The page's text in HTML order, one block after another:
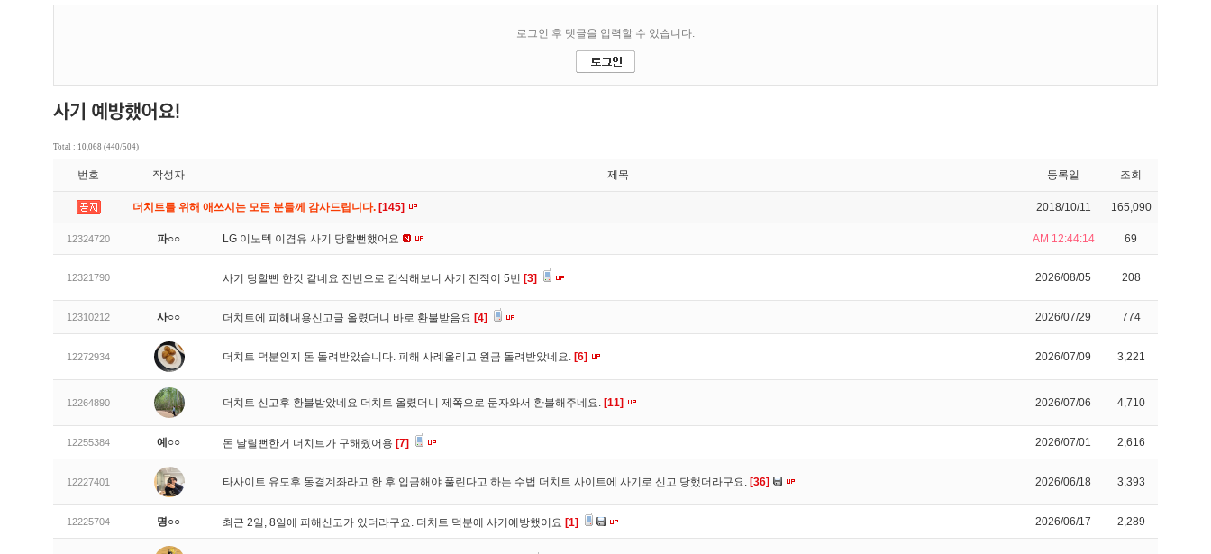
Total : 10,068 (440/504)
번호 작성자 제목 등록일 조회
더치트를 위해 애쓰시는 모든 분들께 감사드립니다. [145] 2018/10/11 165,090
12324720 파○○ LG 이노텍 이겸유 사기 당할뻔했어요 AM 12:44:14 69
12321790 사기 당할뻔 한것 같네요 전번으로 검색해보니 사기 전적이 5번 [3] 2026/08/05 208
12310212 사○○ 더치트에 피해내용신고글 올렸더니 바로 환불받음요 [4] 2026/07/29 774
12272934 더치트 덕분인지 돈 돌려받았습니다. 피해 사례올리고 원금 돌려받았네요. [6] 2026/07/09 3,221
12264890 더치트 신고후 환불받았네요 더치트 올렸더니 제쪽으로 문자와서 환불해주네요. [11] 2026/07/06 4,710
12255384 예○○ 돈 날릴뻔한거 더치트가 구해줬어용 [7] 2026/07/01 2,616
12227401 타사이트 유도후 동결계좌라고 한 후 입금해야 풀린다고 하는 수법 더치트 사이트에 사기로 신고 당했더라구요. [36] 2026/06/18 3,393
12225704 명○○ 최근 2일, 8일에 피해신고가 있더라구요. 더치트 덕분에 사기예방했어요 [1] 2026/06/17 2,289